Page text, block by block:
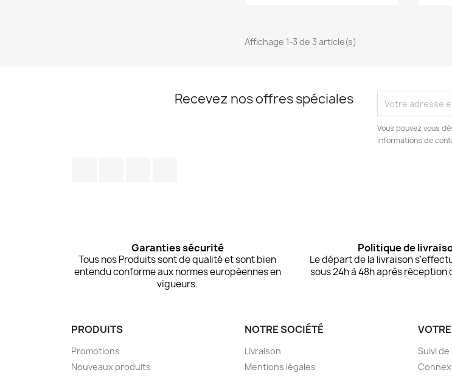
Affichage 1-3 de 3 article(s)
Recevez nos offres spéciales
Vous pouvez vous
informations de
Garanties sécurité
Tous nos Produits sont de qualité et sont bien
entendu conforme aux normes européennes en
vigueurs.
Politique de
Le départ de la livraison
sous 24h à 48h après réception
PRODUITS
Promotions
Nouveaux produits
NOTRE SOCIÉTÉ
Livraison
Mentions légales
Suivi